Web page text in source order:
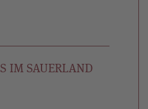
IM SAUERLAND